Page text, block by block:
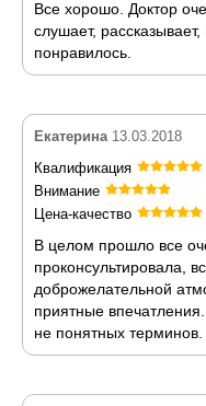
Все хорошо. Доктор
слушает,
понравилось.
Екатерина 13.03.2018
Квалификация
Внимание
Цена-качество
В целом прошло все
проконсультировала,
доброжелательной
приятные
не понятных терминов.